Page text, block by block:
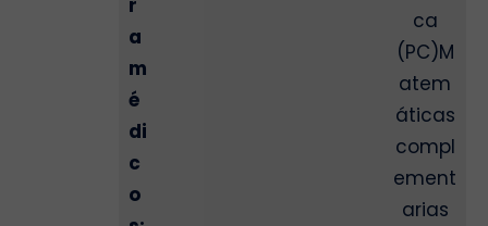
r
a
m
é
di
c
o
ca
(PC)M
atem
áticas
compl
ement
arias